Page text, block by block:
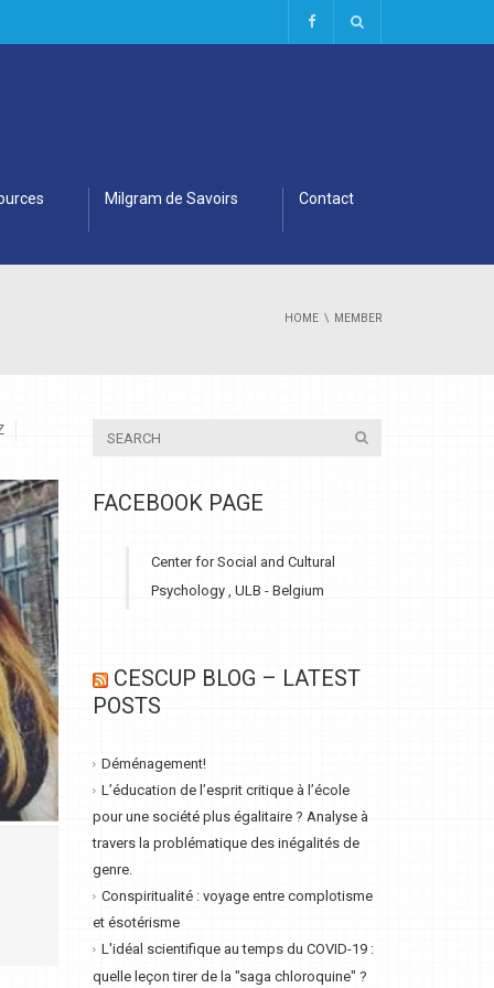
Milgram de Savoirs Contact
HOME MEMBER
FACEBOOK PAGE
Center for Social and Cultural
Psychology , ULB - Belgium
CESCUP BLOG – LATEST
POSTS
Déménagement!
L’éducation de l’esprit critique à l’école
pour une société plus égalitaire ? Analyse à
travers la problématique des inégalités de
genre.
Conspiritualité : voyage entre complotisme
et ésotérisme
L'idéal scientifique au temps du COVID-19 :
quelle leçon tirer de la "saga chloroquine" ?